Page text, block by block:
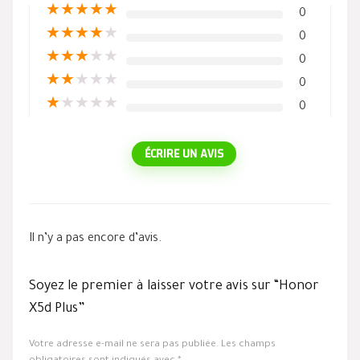
★★★★★ 0
★★★★★ 0
★★★★ ★ 0
★★★ ★ ★ 0
★★ ★ ★ ★ 0
ÉCRIRE UN AVIS
Il n’y a pas encore d’avis.
Soyez le premier à laisser votre avis sur “Honor
X5d Plus”
Votre adresse e-mail ne sera pas publiée. Les champs